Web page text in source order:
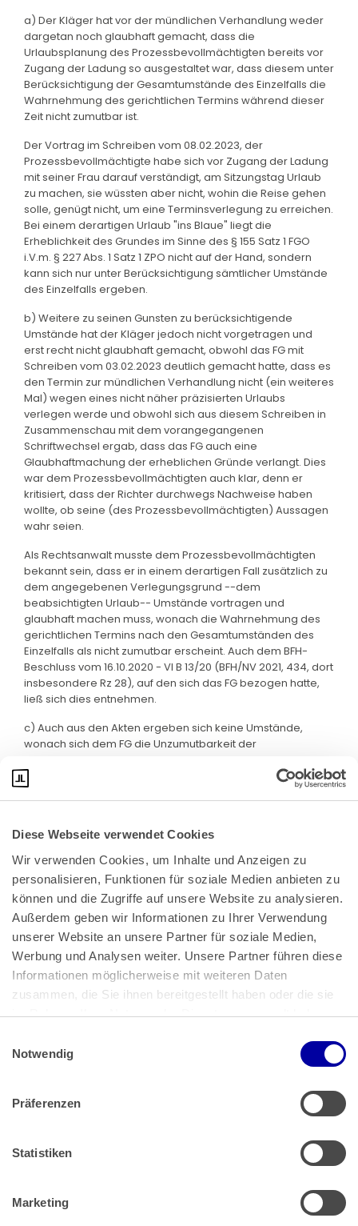
Diese Webseite verwendet Cookies
Wir verwenden Cookies, um Inhalte und Anzeigen zu
personalisieren, Funktionen für soziale Medien anbieten zu
können und die Zugriffe auf unsere Website zu analysieren.
Außerdem geben wir Informationen zu Ihrer Verwendung
unserer Website an unsere Partner für soziale Medien,
Werbung und Analysen weiter. Unsere Partner führen diese
Informationen möglicherweise mit weiteren Daten
zusammen, die Sie ihnen bereitgestellt haben oder die sie
im Rahmen Ihrer Nutzung der Dienste gesammelt haben.
Impressum
Notwendig
Präferenzen
Statistiken
Marketing
a) Der Kläger hat vor der mündlichen Verhandlung weder
dargetan noch glaubhaft gemacht, dass die
Urlaubsplanung des Prozessbevollmächtigten bereits vor
Zugang der Ladung so ausgestaltet war, dass diesem unter
Berücksichtigung der Gesamtumstände des Einzelfalls die
Wahrnehmung des gerichtlichen Termins während dieser
Zeit nicht zumutbar ist.
Der Vortrag im Schreiben vom 08.02.2023, der
Prozessbevollmächtigte habe sich vor Zugang der Ladung
mit seiner Frau darauf verständigt, am Sitzungstag Urlaub
zu machen, sie wüssten aber nicht, wohin die Reise gehen
solle, genügt nicht, um eine Terminsverlegung zu erreichen.
Bei einem derartigen Urlaub "ins Blaue" liegt die
Erheblichkeit des Grundes im Sinne des § 155 Satz 1 FGO
i.V.m. § 227 Abs. 1 Satz 1 ZPO nicht auf der Hand, sondern
kann sich nur unter Berücksichtigung sämtlicher Umstände
des Einzelfalls ergeben.
b) Weitere zu seinen Gunsten zu berücksichtigende
Umstände hat der Kläger jedoch nicht vorgetragen und
erst recht nicht glaubhaft gemacht, obwohl das FG mit
Schreiben vom 03.02.2023 deutlich gemacht hatte, dass es
den Termin zur mündlichen Verhandlung nicht (ein weiteres
Mal) wegen eines nicht näher präzisierten Urlaubs
verlegen werde und obwohl sich aus diesem Schreiben in
Zusammenschau mit dem vorangegangenen
Schriftwechsel ergab, dass das FG auch eine
Glaubhaftmachung der erheblichen Gründe verlangt. Dies
war dem Prozessbevollmächtigten auch klar, denn er
kritisiert, dass der Richter durchwegs Nachweise haben
wollte, ob seine (des Prozessbevollmächtigten) Aussagen
wahr seien.
Als Rechtsanwalt musste dem Prozessbevollmächtigten
bekannt sein, dass er in einem derartigen Fall zusätzlich zu
dem angegebenen Verlegungsgrund --dem
beabsichtigten Urlaub-- Umstände vortragen und
glaubhaft machen muss, wonach die Wahrnehmung des
gerichtlichen Termins nach den Gesamtumständen des
Einzelfalls als nicht zumutbar erscheint. Auch dem BFH-
Beschluss vom 16.10.2020 - VI B 13/20 (BFH/NV 2021, 434, dort
insbesondere Rz 28), auf den sich das FG bezogen hatte,
ließ sich dies entnehmen.
c) Auch aus den Akten ergeben sich keine Umstände,
wonach sich dem FG die Unzumutbarkeit der
Bundeskanzlerplatz 2
53113 Bonn
Pressemitteilungen|AGB
Impressum|Datenschutz
Muster Widerrufsformular (PDF)
Barrierefreiheit